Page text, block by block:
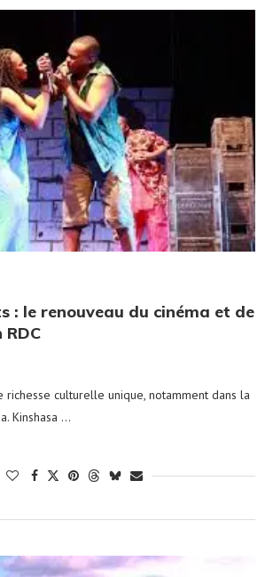
: le renouveau du cinéma et de
RDC
richesse culturelle unique, notamment dans la
Kinshasa …